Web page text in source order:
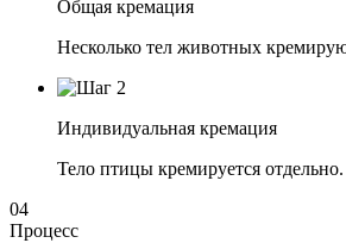
Общая кремация
Несколько тел животных
Индивидуальная кремация
Тело птицы кремируется
04
Процесс